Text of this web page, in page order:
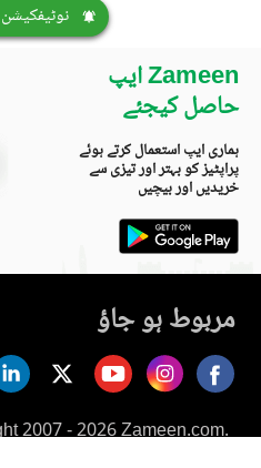
Zameen ایپ
حاصل کیجئے
ہماری ایپ استعمال کرتے ہوئے
پراپٹیز کو بہتر اور تیزی سے
خریدیں اور بیچیں
مربوط ہو جاؤ
2007 - 2026 Zameen.com.